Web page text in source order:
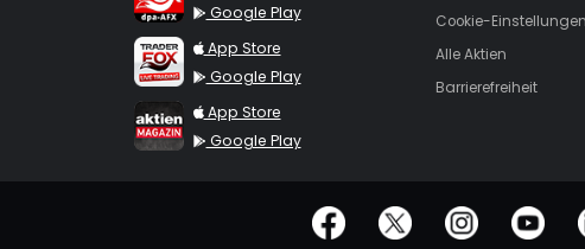
Google Play
TraderFox Live Trading
App Store
Google Play
TraderFox aktien Magazin
App Store
Google Play
Cookie-Einstellungen
Alle Aktien
Barrierefreiheit
offizielle Social Media-Accounts